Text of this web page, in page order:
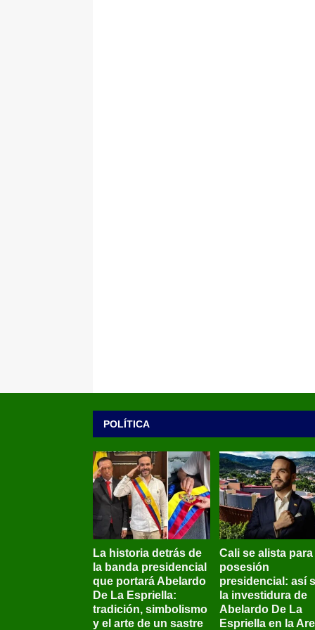
POLÍTICA
La historia detrás de
la banda presidencial
que portará Abelardo
De La Espriella:
tradición, simbolismo
y el arte de un sastre
Cali se alista para
posesión
presidencial: así
la investidura de
Abelardo De La
Espriella en la